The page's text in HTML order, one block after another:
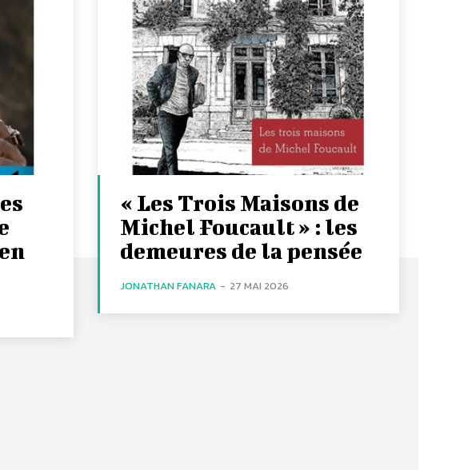
« Les Trois Maisons de
Michel Foucault » : les
demeures de la pensée
JONATHAN FANARA - 27 MAI 2026